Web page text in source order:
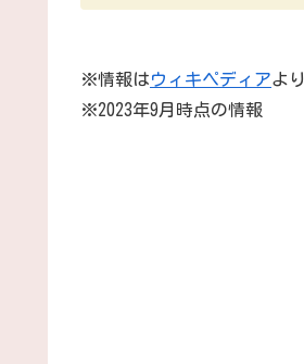
※情報はウィキペディアより
※2023年9月時点の情報